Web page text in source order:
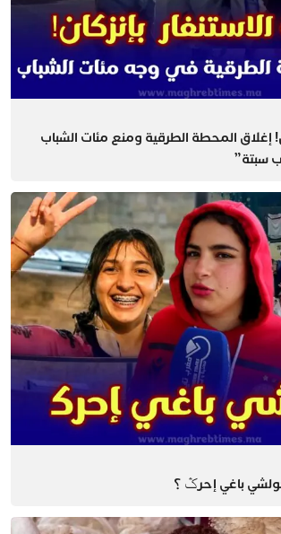
إغلاق المحطة الطرقية ومنع مئات الشباب
سبتة”
باغي إحرݣ ؟